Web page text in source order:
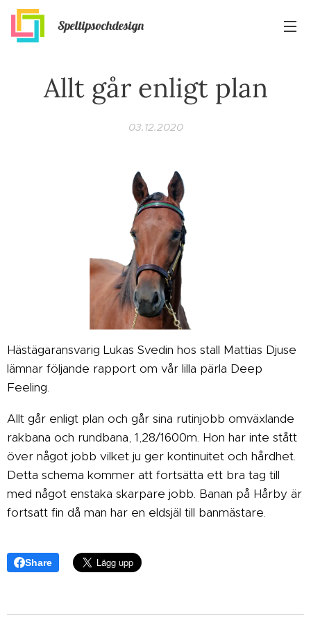
Speltipsochdesign
Allt går enligt plan
03.12.2020
Hästägaransvarig Lukas Svedin hos stall Mattias Djuse
lämnar följande rapport om vår lilla pärla Deep
Feeling.
Allt går enligt plan och går sina rutinjobb omväxlande
rakbana och rundbana, 1,28/1600m. Hon har inte stått
över något jobb vilket ju ger kontinuitet och hårdhet.
Detta schema kommer att fortsätta ett bra tag till
med något enstaka skarpare jobb. Banan på Hårby är
fortsatt fin då man har en eldsjäl till banmästare.
Share